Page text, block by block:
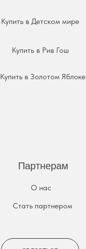
Купить в Детском мире
О нас
Стать партнером
Партнерам
Купить в Рив Гош
Купить в Золотом Яблоке